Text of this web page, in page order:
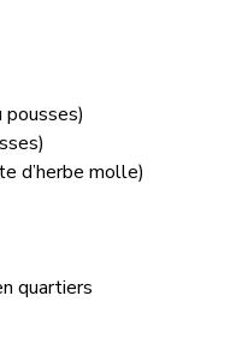
d’herbe molle)
quartiers